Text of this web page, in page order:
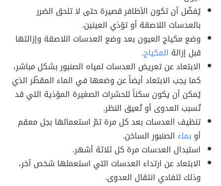
يُفضّل أن تكون الأظافر قصيرة حتى لا تلحق الضرر
بالعدسات اللاصقة أو تؤذي العينين.
وضع مكياج العيون بعد وضع العدسات اللاصقة وإزالتها
قبل إزالة المكياج.
الابتعاد عن تعريض العدسات لمياه الصنبور بشكل مباشر،
كما يجب الابتعاد أيضاً عن وضعها في الماء المقطّر الذي
يُمكن أن يكون سكناً للحشرات الصغيرة المؤذية التي قد
تُسبب العدوى أو تُعيق النظر.
تنظيف العدسات بعد كل مرة تمّ استعمالها بجل معقم
أو بماء الصنبور الساخن.
استبدال العدسات مرة كل ثلاثة أشهر.
الابتعاد عن ارتداء العدسات التي استعملها شخص آخر،
وذلك لتفادي انتقال العدوى.